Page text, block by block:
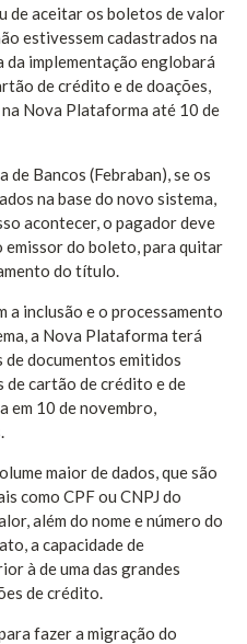
de aceitar os boletos de valor
estivessem cadastrados na
da implementação englobará
de crédito e de doações,
Nova Plataforma até 10 de
de Bancos (Febraban), se os
na base do novo sistema,
acontecer, o pagador deve
emissor do boleto, para quitar
do título.
a inclusão e o processamento
a Nova Plataforma terá
documentos emitidos
de cartão de crédito e de
em 10 de novembro,
maior de dados, que são
como CPF ou CNPJ do
além do nome e número do
a capacidade de
à de uma das grandes
de crédito.
fazer a migração do